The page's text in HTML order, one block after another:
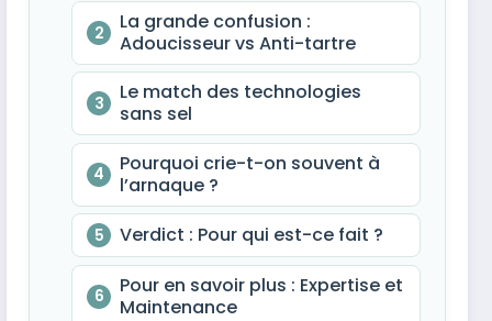
2
La grande confusion :
Adoucisseur vs Anti-tartre
3
Le match des technologies
sans sel
4
Pourquoi crie-t-on souvent à
l’arnaque ?
5 Verdict : Pour qui est-ce fait ?
6
Pour en savoir plus : Expertise et
Maintenance